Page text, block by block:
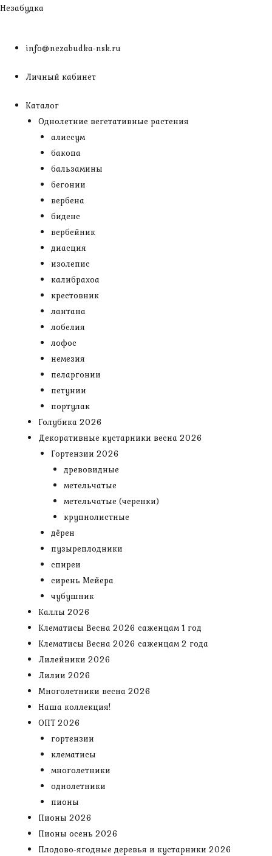
Перейти
Незабудка
info@nezabudka-nsk.ru
Личный кабинет
Каталог
Однолетние вегетативные растения
алиссум
бакопа
бальзамины
бегонии
вербена
биденс
вербейник
диасция
изолепис
калибрахоа
крестовник
лантана
лобелия
лофос
немезия
пеларгонии
петунии
портулак
Голубика 2026
Декоративные кустарники весна 2026
Гортензии 2026
древовидные
метельчатые
метельчатые (черенки)
крупнолистные
дёрен
пузыреплодники
спиреи
сирень Мейера
чубушник
Каллы 2026
Клематисы Весна 2026 саженцам 1 год
Клематисы Весна 2026 саженцам 2 года
Лилейники 2026
Лилии 2026
Многолетники весна 2026
Наша коллекция!
ОПТ 2026
гортензии
клематисы
многолетники
однолетники
пионы
Пионы 2026
Пионы осень 2026
Плодово-ягодные деревья и кустарники 2026